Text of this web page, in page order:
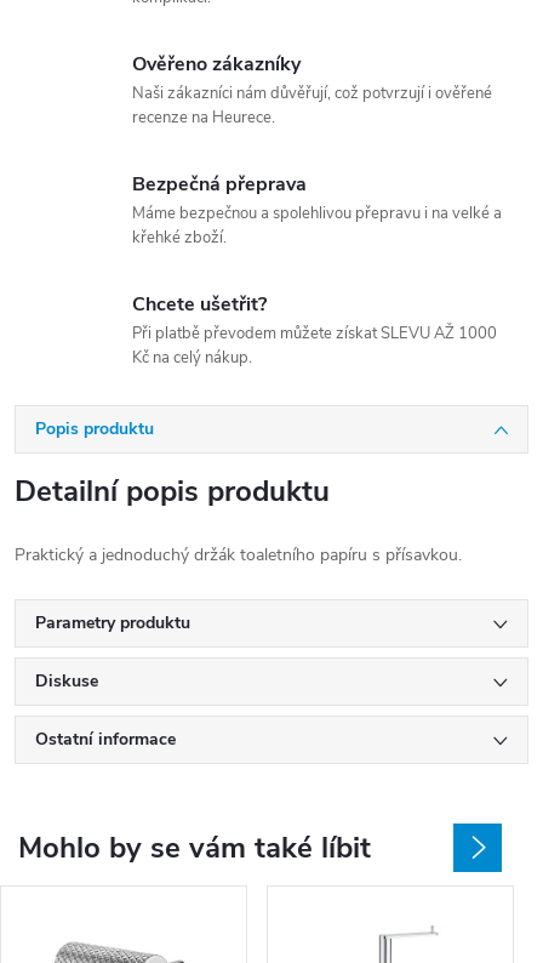
Ověřeno zákazníky
Naši zákazníci nám důvěřují, což potvrzují i ověřené
recenze na Heurece.
Bezpečná přeprava
Máme bezpečnou a spolehlivou přepravu i na velké a
křehké zboží.
Chcete ušetřit?
Při platbě převodem můžete získat SLEVU AŽ 1000
Kč na celý nákup.
Popis produktu
Detailní popis produktu
Praktický a jednoduchý držák toaletního papíru s přísavkou.
Parametry produktu
Diskuse
Ostatní informace
Mohlo by se vám také líbit